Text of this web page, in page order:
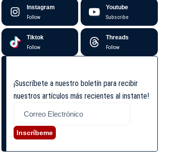
Instagram
Follow
Youtube
Subscribe
Tiktok
Follow
Threads
Follow
¡Suscríbete a nuestro boletín para recibir
nuestros artículos más recientes al instante!
Inscríbeme